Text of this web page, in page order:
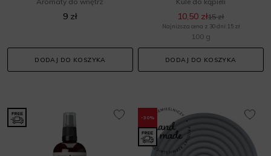
9 zł
DODAJ DO KOSZYKA
10,50 zł15 zł
Najniższa cena z 30 dni: 15 zł
100 g
DODAJ DO KOSZYKA
-30%